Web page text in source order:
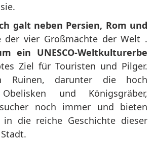
galt neben Persien, Rom und
der vier Großmächte der Welt .
ein UNESCO-Weltkulturerbe
Ziel für Touristen und Pilger.
Ruinen, darunter die hoch
und Königsgräber,
noch immer und bieten
in die reiche Geschichte dieser